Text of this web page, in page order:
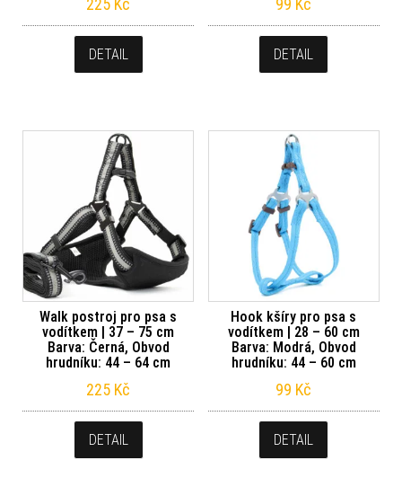
225 Kč
DETAIL
99 Kč
DETAIL
Walk postroj pro psa s
vodítkem | 37 – 75 cm
Barva: Černá, Obvod
hrudníku: 44 – 64 cm
225 Kč
DETAIL
Hook kšíry pro psa s
vodítkem | 28 – 60 cm
Barva: Modrá, Obvod
hrudníku: 44 – 60 cm
99 Kč
DETAIL